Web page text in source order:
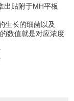
出贴附于MH平板
生长的细菌以及
数值就是对应浓度